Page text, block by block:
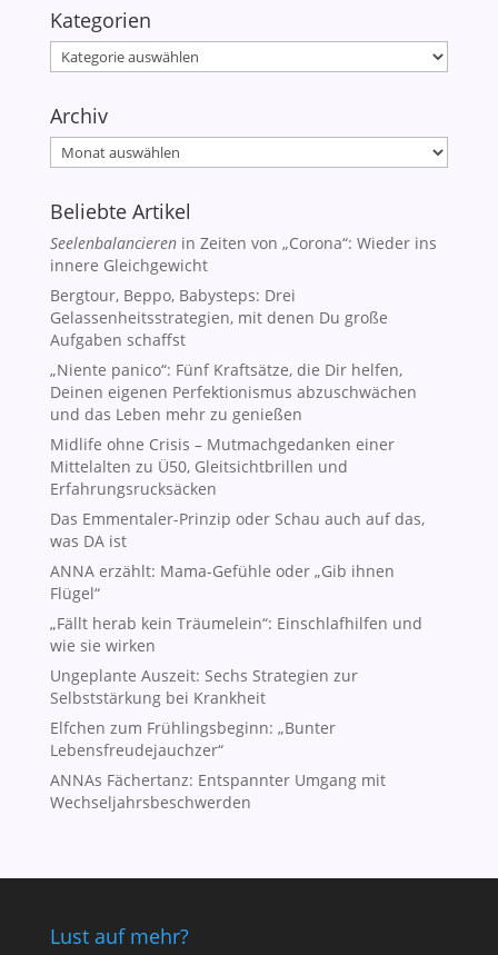
Kategorien
Kategorien
Archiv
Archiv
Beliebte Artikel
Seelenbalancierenin Zeiten von „Corona“: Wieder ins
innere Gleichgewicht
Bergtour, Beppo, Babysteps: Drei
Gelassenheitsstrategien, mit denen Du große
Aufgaben schaffst
„Niente panico“: Fünf Kraftsätze, die Dir helfen,
Deinen eigenen Perfektionismus abzuschwächen
und das Leben mehr zu genießen
Midlife ohne Crisis – Mutmachgedanken einer
Mittelalten zu Ü50, Gleitsichtbrillen und
Erfahrungsrucksäcken
Das Emmentaler-Prinzip oder Schau auch auf das,
was DA ist
ANNA erzählt: Mama-Gefühle oder „Gib ihnen
Flügel“
„Fällt herab kein Träumelein“: Einschlafhilfen und
wie sie wirken
Ungeplante Auszeit: Sechs Strategien zur
Selbststärkung bei Krankheit
Elfchen zum Frühlingsbeginn: „Bunter
Lebensfreudejauchzer“
ANNAs Fächertanz: Entspannter Umgang mit
Wechseljahrsbeschwerden
Lust auf mehr?